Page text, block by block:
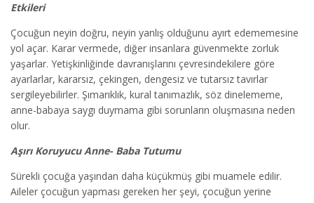
Etkileri
Çocuğun neyin doğru, neyin yanlış olduğunu ayırt edememesine
yol açar. Karar vermede, diğer insanlara güvenmekte zorluk
yaşarlar. Yetişkinliğinde davranışlarını çevresindekilere göre
ayarlarlar, kararsız, çekingen, dengesiz ve tutarsız tavırlar
sergileyebilirler. Şımarıklık, kural tanımazlık, söz dinelememe,
anne-babaya saygı duymama gibi sorunların oluşmasına neden
olur.
Aşırı Koruyucu Anne- Baba Tutumu
Sürekli çocuğa yaşından daha küçükmüş gibi muamele edilir.
Aileler çocuğun yapması gereken her şeyi, çocuğun yerine